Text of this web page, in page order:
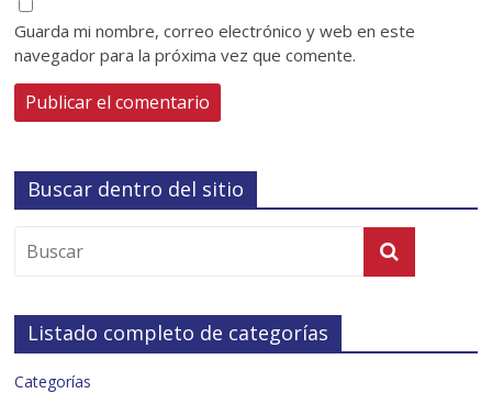
Guarda mi nombre, correo electrónico y web en este
navegador para la próxima vez que comente.
Buscar dentro del sitio
Listado completo de categorías
Categorías